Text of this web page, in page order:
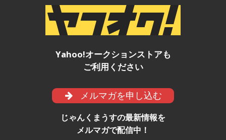
Yahoo!オークションストアも
ご利用ください
メルマガを申し込む
じゃんくまうすの最新情報を
メルマガで配信中！